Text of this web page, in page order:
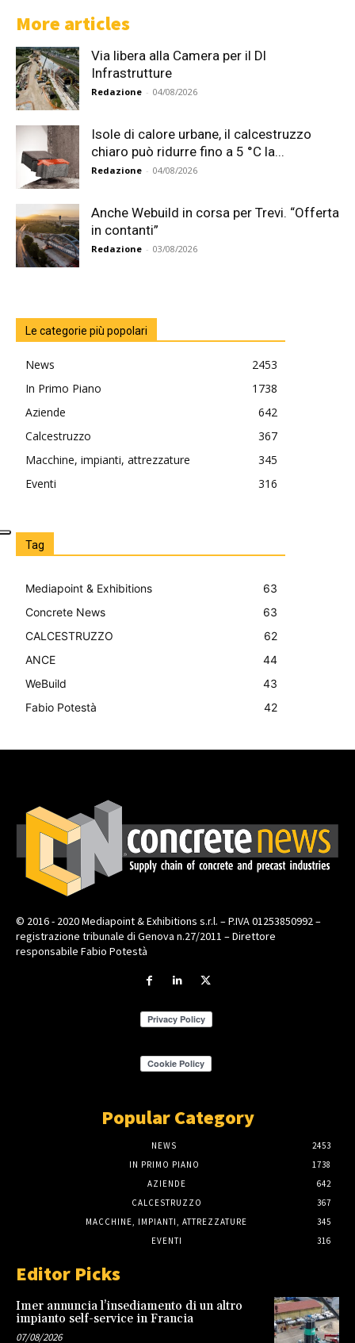
More articles
Via libera alla Camera per il Dl
Infrastrutture
Redazione - 04/08/2026
Isole di calore urbane, il calcestruzzo
chiaro può ridurre fino a 5 °C la...
Redazione - 04/08/2026
Anche Webuild in corsa per Trevi. “Offerta
in contanti”
Redazione - 03/08/2026
Le categorie più popolari
News
2453
In Primo Piano
1738
Aziende
642
Calcestruzzo
367
Macchine, impianti, attrezzature
345
Eventi
316
Tag
Mediapoint & Exhibitions
63
Concrete News
63
CALCESTRUZZO
62
ANCE
44
WeBuild
43
Fabio Potestà
42
© 2016 - 2020 Mediapoint & Exhibitions s.r.l. – P.IVA 01253850992 –
registrazione tribunale di Genova n.27/2011 – Direttore
responsabile Fabio Potestà
Popular Category
NEWS
2453
IN PRIMO PIANO
1738
AZIENDE
642
CALCESTRUZZO
367
MACCHINE, IMPIANTI, ATTREZZATURE
345
EVENTI
316
Editor Picks
Imer annuncia l’insediamento di un altro
impianto self-service in Francia
07/08/2026